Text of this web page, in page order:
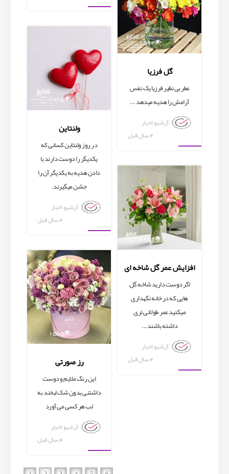
1592
گل فرزیا
عطر بی نظیر فرزیا یک نفس
آرامش را هدیه میدهد ...
آرشیو اخبار
4 سال قبل
1085
ولنتاین
در روز ولنتاین کسانی که
یکدیگر را دوست دارند با
دادن هدیه به یکدیگر آن را
جشن میگیرند.
آرشیو اخبار
4 سال قبل
1089
افزایش عمر گل شاخه ای
اگر دوست دارید شاخه گل
هایی که در خانه نگهداری
میکنید عمر طولانی تری
داشته باشند...
آرشیو اخبار
4 سال قبل
1555
رز صورتی
این رنگ ملایم و دوست
داشتنی بدون شک لبخند به
لب هر کسی می آورد
آرشیو اخبار
4 سال قبل